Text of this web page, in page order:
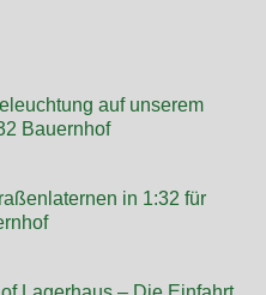
auf unserem
Bauernhof
in 1:32 für